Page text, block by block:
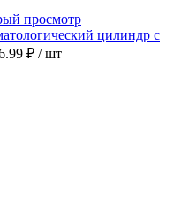
просмотр
цилиндр с
₽ / шт